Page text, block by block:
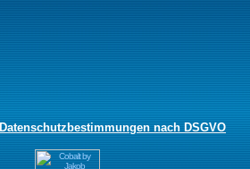
Datenschutzbestimmungen nach DSGVO